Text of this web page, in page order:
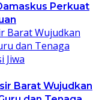
Perkuat
Barat Wujudkan